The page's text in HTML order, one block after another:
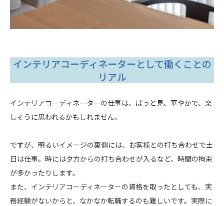
インテリアコーディネーターとして働くことの
リアル
インテリアコーディネーターの仕事は、ぱっと見、華やかで、楽
しそうに思われるかもしれません。
ですが、明るいイメージの裏側には、お客様との打ち合わせで土
日は仕事。時には夕方からの打ち合わせが入るなど、時間の拘束
が多かったりします。
また、インテリアコーディネーターの資格を取ったとしても、実
務経験がないからと、なかなか転職するのも難しいです。実際に